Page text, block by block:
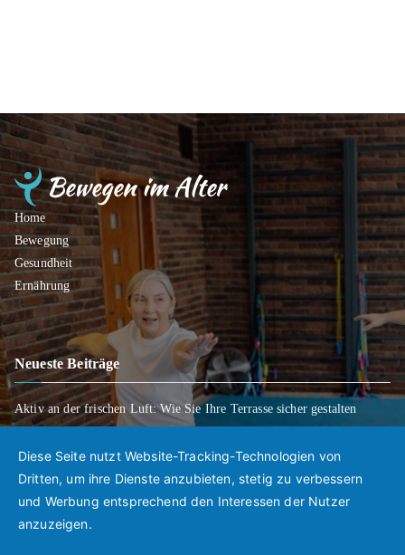
Home
Bewegung
Gesundheit
Ernährung
Neueste Beiträge
Aktiv an der frischen Luft: Wie Sie Ihre Terrasse sicher gestalten
klar regeln
Mobil bleiben trotz Rückschlägen: So gelingt der Weg zurück in den
Alltag
Diese Seite nutzt Website-Tracking-Technologien von
Dritten, um ihre Dienste anzubieten, stetig zu verbessern
und Werbung entsprechend den Interessen der Nutzer
anzuzeigen.